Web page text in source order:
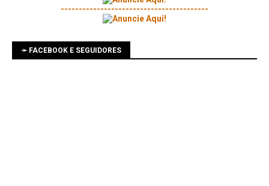
-----------------------------------------
➛ FACEBOOK E SEGUIDORES